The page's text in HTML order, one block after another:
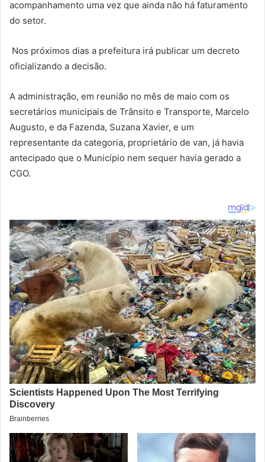
acompanhamento uma vez que ainda não há faturamento
do setor.
Nos próximos dias a prefeitura irá publicar um decreto
oficializando a decisão.
A administração, em reunião no mês de maio com os
secretários municipais de Trânsito e Transporte, Marcelo
Augusto, e da Fazenda, Suzana Xavier, e um
representante da categoria, proprietário de van, já havia
antecipado que o Município nem sequer havia gerado a
CGO.